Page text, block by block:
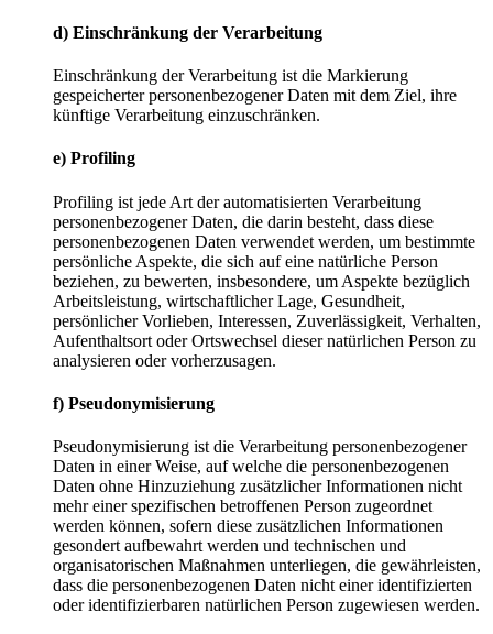
d) Einschränkung der Verarbeitung
Einschränkung der Verarbeitung ist die Markierung
gespeicherter personenbezogener Daten mit dem Ziel, ihre
künftige Verarbeitung einzuschränken.
e) Profiling
Profiling ist jede Art der automatisierten Verarbeitung
personenbezogener Daten, die darin besteht, dass diese
personenbezogenen Daten verwendet werden, um bestimmte
persönliche Aspekte, die sich auf eine natürliche Person
beziehen, zu bewerten, insbesondere, um Aspekte bezüglich
Arbeitsleistung, wirtschaftlicher Lage, Gesundheit,
persönlicher Vorlieben, Interessen, Zuverlässigkeit, Verhalten,
Aufenthaltsort oder Ortswechsel dieser natürlichen Person zu
analysieren oder vorherzusagen.
f) Pseudonymisierung
Pseudonymisierung ist die Verarbeitung personenbezogener
Daten in einer Weise, auf welche die personenbezogenen
Daten ohne Hinzuziehung zusätzlicher Informationen nicht
mehr einer spezifischen betroffenen Person zugeordnet
werden können, sofern diese zusätzlichen Informationen
gesondert aufbewahrt werden und technischen und
organisatorischen Maßnahmen unterliegen, die gewährleisten,
dass die personenbezogenen Daten nicht einer identifizierten
oder identifizierbaren natürlichen Person zugewiesen werden.